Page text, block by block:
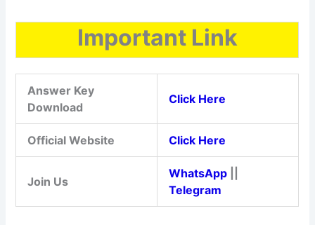
Important Link
Answer Key
Download
Click Here
Official Website Click Here
Join Us
WhatsApp
Telegram